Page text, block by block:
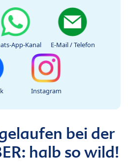
App-Kanal E-Mail / Telefon
Instagram
bei der
halb so wild!